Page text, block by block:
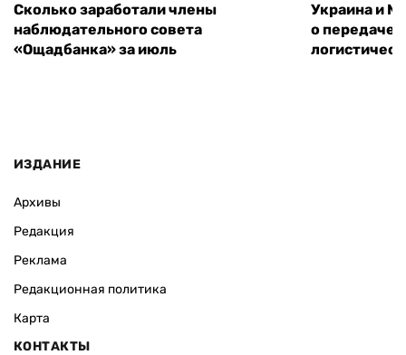
Сколько заработали члены
наблюдательного совета
«Ощадбанка» за июль
Украина и
о передаче
ИЗДАНИЕ
Архивы
Редакция
Реклама
Редакционная политика
Карта
КОНТАКТЫ